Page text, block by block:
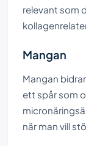
relevant som
Mangan
Mangan
ett spår som
när man vill